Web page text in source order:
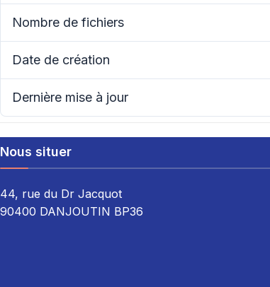
Nombre de fichiers
Date de création
Dernière mise à jour
Nous situer
44, rue du Dr Jacquot
90400 DANJOUTIN BP36